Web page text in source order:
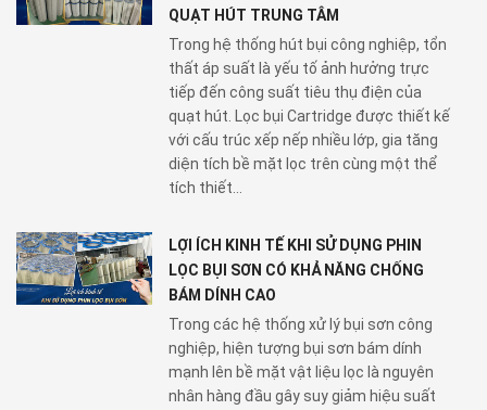
QUẠT HÚT TRUNG TÂM
Trong hệ thống hút bụi công nghiệp, tổn
thất áp suất là yếu tố ảnh hưởng trực
tiếp đến công suất tiêu thụ điện của
quạt hút. Lọc bụi Cartridge được thiết kế
với cấu trúc xếp nếp nhiều lớp, gia tăng
diện tích bề mặt lọc trên cùng một thể
tích thiết...
LỢI ÍCH KINH TẾ KHI SỬ DỤNG PHIN
LỌC BỤI SƠN CÓ KHẢ NĂNG CHỐNG
BÁM DÍNH CAO
Trong các hệ thống xử lý bụi sơn công
nghiệp, hiện tượng bụi sơn bám dính
mạnh lên bề mặt vật liệu lọc là nguyên
nhân hàng đầu gây suy giảm hiệu suất